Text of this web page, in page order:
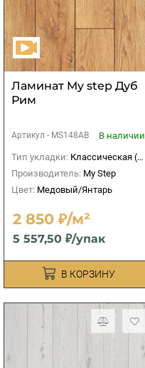
Ламинат My step Дуб
Рим
Артикул - MS148AB
В наличии
Тип укладки: Классическая (прямая)
Производитель: My Step
Цвет: Медовый/Янтарь
2 850 ₽/м²
5 557,50 ₽/упак
В КОРЗИНУ